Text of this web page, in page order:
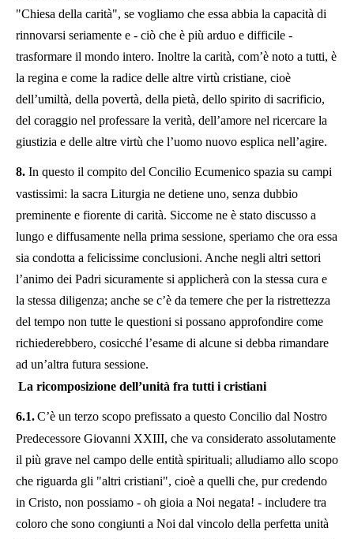
"Chiesa della carità", se vogliamo che essa abbia la capacità di
rinnovarsi seriamente e - ciò che è più arduo e difficile -
trasformare il mondo intero. Inoltre la carità, com’è noto a tutti, è
la regina e come la radice delle altre virtù cristiane, cioè
dell’umiltà, della povertà, della pietà, dello spirito di sacrificio,
del coraggio nel professare la verità, dell’amore nel ricercare la
giustizia e delle altre virtù che l’uomo nuovo esplica nell’agire.
8. In questo il compito del Concilio Ecumenico spazia su campi
vastissimi: la sacra Liturgia ne detiene uno, senza dubbio
preminente e fiorente di carità. Siccome ne è stato discusso a
lungo e diffusamente nella prima sessione, speriamo che ora essa
sia condotta a felicissime conclusioni. Anche negli altri settori
l’animo dei Padri sicuramente si applicherà con la stessa cura e
la stessa diligenza; anche se c’è da temere che per la ristrettezza
del tempo non tutte le questioni si possano approfondire come
richiederebbero, cosicché l’esame di alcune si debba rimandare
ad un’altra futura sessione.
La ricomposizione dell’unità fra tutti i cristiani
6.1.C’è un terzo scopo prefissato a questo Concilio dal Nostro
Predecessore Giovanni XXIII, che va considerato assolutamente
il più grave nel campo delle entità spirituali; alludiamo allo scopo
che riguarda gli "altri cristiani", cioè a quelli che, pur credendo
in Cristo, non possiamo - oh gioia a Noi negata! - includere tra
coloro che sono congiunti a Noi dal vincolo della perfetta unità